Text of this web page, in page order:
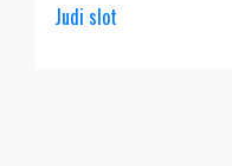
Judi slot